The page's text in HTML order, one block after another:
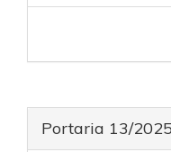
Portaria 13/2025